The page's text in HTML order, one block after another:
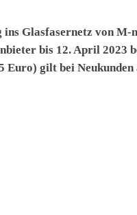
ins Glasfasernetz von M-
bis 12. April 2023
Euro) gilt bei